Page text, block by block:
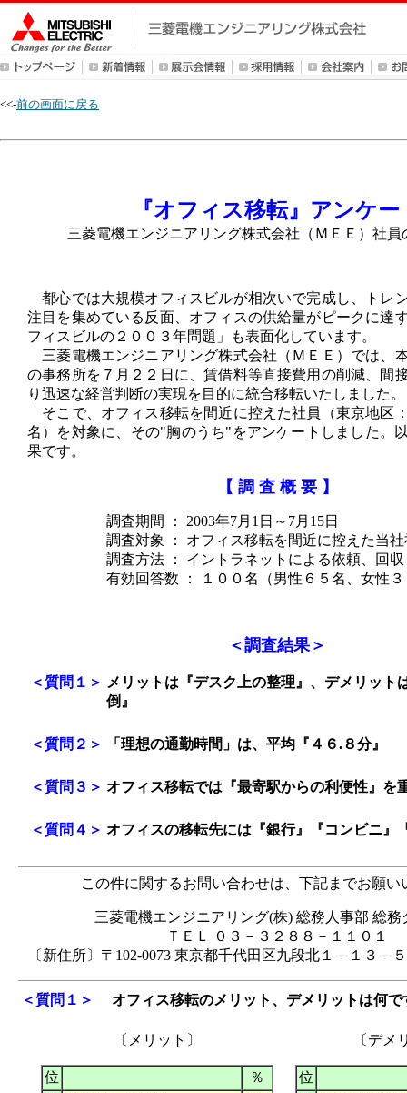
<<-前の画面に戻る
『オフィス移転』アンケー
三菱電機エンジニアリング株式会社（ＭＥＥ）社
都心では大規模オフィスビルが相次いで完成し、トレ
注目を集めている反面、オフィスの供給量がピークに達
フィスビルの２００３年問題」も表面化しています。
三菱電機エンジニアリング株式会社（ＭＥＥ）では、
の事務所を７月２２日に、賃借料等直接費用の削減、間
り迅速な経営判断の実現を目的に統合移転いたしました。
そこで、オフィス移転を間近に控えた社員（東京地区
名）を対象に、その"胸のうち"をアンケートしました。
果です。
【 調 査 概 要 】
調査期間 ： 2003年7月1日～7月15日
調査対象 ： オフィス移転を間近に控えた当
調査方法 ： イントラネットによる依頼、回収
有効回答数 ： １００名（男性６５名、女性
＜調査結果＞
＜質問１＞ メリットは『デスク上の整理』、デメリット
倒』
＜質問２＞ 「理想の通勤時間」は、平均『４６.８分』
＜質問３＞ オフィス移転では『最寄駅からの利便性』を
＜質問４＞ オフィスの移転先には『銀行』『コンビニ』
この件に関するお問い合わせは、下記までお願い
三菱電機エンジニアリング(株) 総務人事部 総務
ＴＥＬ ０３－３２８８－１１０１
〔新住所〕〒102-0073 東京都千代田区九段北１－１３－
＜質問１＞ オフィス移転のメリット、デメリットは何
〔メリット〕
位
％
〔デメ
位